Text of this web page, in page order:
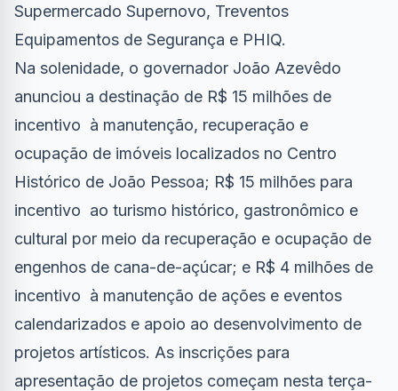
Supermercado Supernovo, Treventos
Equipamentos de Segurança e PHIQ.
Na solenidade, o governador João Azevêdo
anunciou a destinação de R$ 15 milhões de
incentivo à manutenção, recuperação e
ocupação de imóveis localizados no Centro
Histórico de João Pessoa; R$ 15 milhões para
incentivo ao turismo histórico, gastronômico e
cultural por meio da recuperação e ocupação de
engenhos de cana-de-açúcar; e R$ 4 milhões de
incentivo à manutenção de ações e eventos
calendarizados e apoio ao desenvolvimento de
projetos artísticos. As inscrições para
apresentação de projetos começam nesta terça-